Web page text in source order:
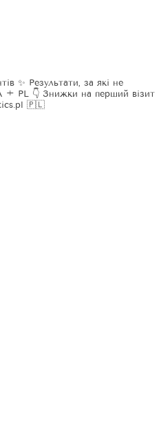
✨ Результати, за які не
+ PL 👇 Знижки на перший візит
🇵🇱